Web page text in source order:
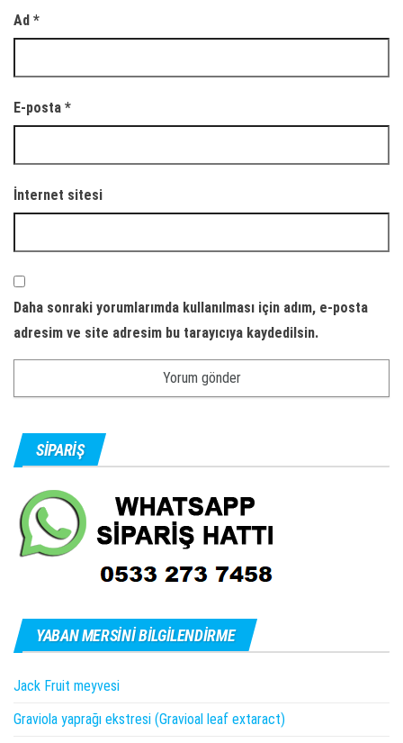
Ad *
E-posta *
İnternet sitesi
Daha sonraki yorumlarımda kullanılması için adım, e-posta
adresim ve site adresim bu tarayıcıya kaydedilsin.
SIPARIŞ
YABAN MERSINI BILGILENDIRME
Jack Fruit meyvesi
Graviola yaprağı ekstresi (Gravioal leaf extaract)